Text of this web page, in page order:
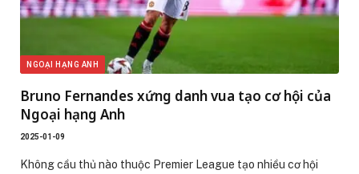
NGOẠI HẠNG ANH
Bruno Fernandes xứng danh vua tạo cơ hội của
Ngoại hạng Anh
2025-01-09
Không cầu thủ nào thuộc Premier League tạo nhiều cơ hội